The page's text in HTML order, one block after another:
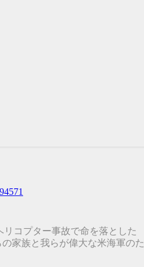
コプター事故で命を落とした
家族と我らが偉大な米海軍のた